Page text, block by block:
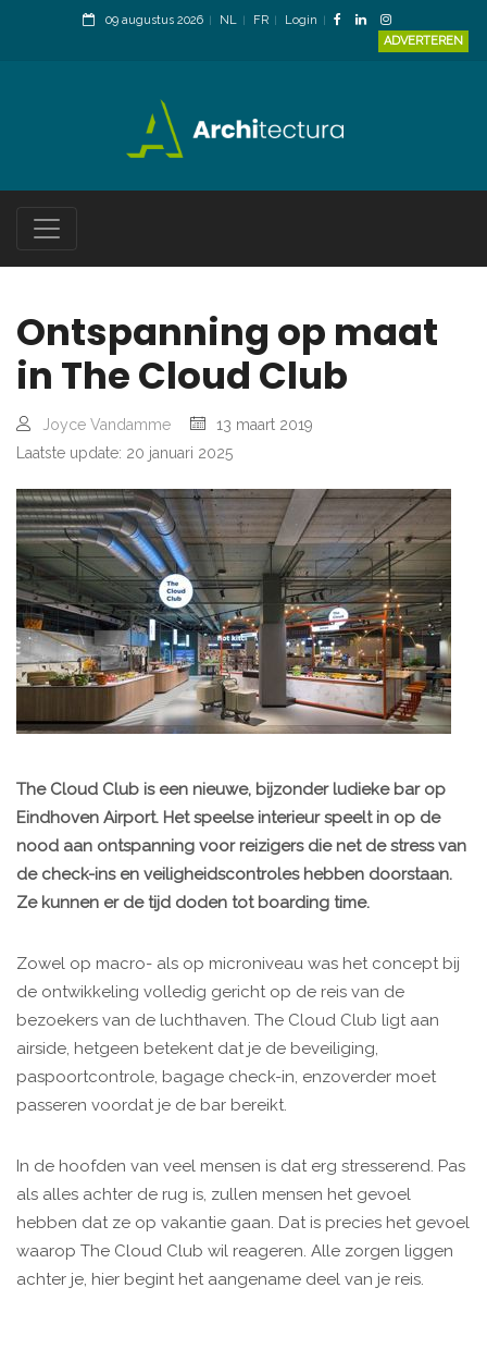
09 augustus 2026 NL FR
Login
ADVERTEREN
Ontspanning op maat
in The Cloud Club
Joyce Vandamme
13 maart 2019
Laatste update: 20 januari 2025
The Cloud Club is een nieuwe, bijzonder ludieke bar op
Eindhoven Airport. Het speelse interieur speelt in op de
nood aan ontspanning voor reizigers die net de stress van
de check-ins en veiligheidscontroles hebben doorstaan.
Ze kunnen er de tijd doden tot boarding time.
Zowel op macro- als op microniveau was het concept bij
de ontwikkeling volledig gericht op de reis van de
bezoekers van de luchthaven. The Cloud Club ligt aan
airside, hetgeen betekent dat je de beveiliging,
paspoortcontrole, bagage check-in, enzoverder moet
passeren voordat je de bar bereikt.
In de hoofden van veel mensen is dat erg stresserend. Pas
als alles achter de rug is, zullen mensen het gevoel
hebben dat ze op vakantie gaan. Dat is precies het gevoel
waarop The Cloud Club wil reageren. Alle zorgen liggen
achter je, hier begint het aangename deel van je reis.